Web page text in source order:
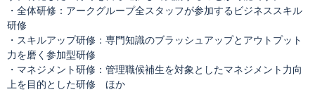
・全体研修：アークグループ全スタッフが参加するビジネススキル
研修
・スキルアップ研修：専門知識のブラッシュアップとアウトプット
力を磨く参加型研修
・マネジメント研修：管理職候補生を対象としたマネジメント力向
上を目的とした研修 ほか